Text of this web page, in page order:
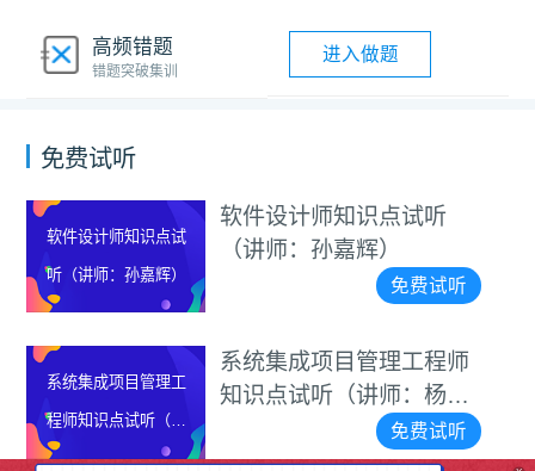
高频错题
错题突破集训
进入做题
免费试听
计师知识点试
师：孙嘉辉）
软件设计师知识点试听
（讲师：孙嘉辉）
免费试听
成项目管理工
识点试听（讲
杨家雄）
系统集成项目管理工程师
知识点试听（讲师：杨家
雄）
免费试听